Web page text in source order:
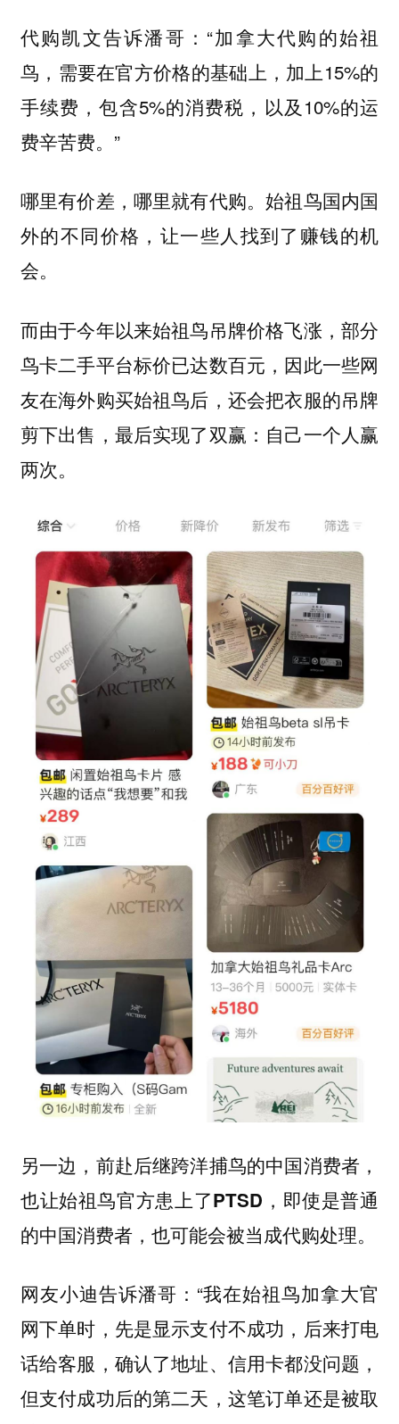
代购凯文告诉潘哥：“加拿大代购的始祖
鸟，需要在官方价格的基础上，加上15%的
手续费，包含5%的消费税，以及10%的运
费辛苦费。”
哪里有价差，哪里就有代购。始祖鸟国内国
外的不同价格，让一些人找到了赚钱的机
会。
而由于今年以来始祖鸟吊牌价格飞涨，部分
鸟卡二手平台标价已达数百元，因此一些网
友在海外购买始祖鸟后，还会把衣服的吊牌
剪下出售，最后实现了双赢：自己一个人赢
两次。
另一边，前赴后继跨洋捕鸟的中国消费者，
也让始祖鸟官方患上了PTSD，即使是普通
的中国消费者，也可能会被当成代购处理。
网友小迪告诉潘哥：“我在始祖鸟加拿大官
网下单时，先是显示支付不成功，后来打电
话给客服，确认了地址、信用卡都没问题，
但支付成功后的第二天，这笔订单还是被取